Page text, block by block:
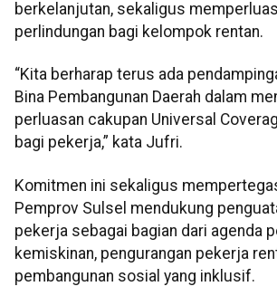
berkelanjutan, sekaligus
perlindungan bagi kelompok rentan.
“Kita berharap terus ada
Bina Pembangunan Daerah dalam
perluasan cakupan Universal
bagi pekerja,” kata Jufri.
Komitmen ini sekaligus
Pemprov Sulsel mendukung
pekerja sebagai bagian dari agenda
kemiskinan, pengurangan pekerja
pembangunan sosial yang inklusif.